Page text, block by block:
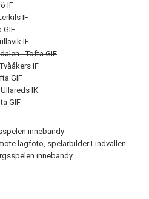
IF
IF
GIF
IF
- Tofta GIF
IF
GIF
IK
GIF
innebandy
lagfoto, spelarbilder Lindvallen
innebandy